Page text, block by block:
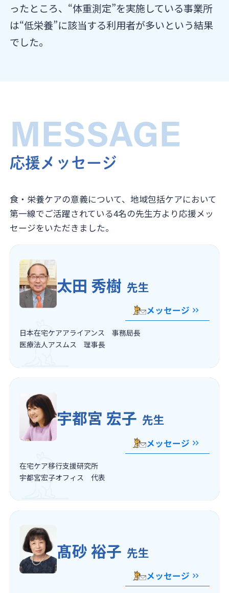
ったところ、“体重測定”を実施している事業所
は“低栄養”に該当する利用者が多いという結果
でした。
MESSAGE
応援メッセージ
食・栄養ケアの意義について、地域包括ケアにおいて
第一線でご活躍されている4名の先生方より応援メッ
セージをいただきました。
太田 秀樹 先生
メッセージ
日本在宅ケアアライアンス 事務局長
医療法人アスムス 理事長
宇都宮 宏子 先生
メッセージ
在宅ケア移行支援研究所
宇都宮宏子オフィス 代表
髙砂 裕子 先生
メッセージ